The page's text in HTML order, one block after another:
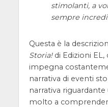
stimolanti, a
sempre
Questa è la
Storia!di Edizioni EL,
impegna
narrativa di eventi
narrativa
molto a